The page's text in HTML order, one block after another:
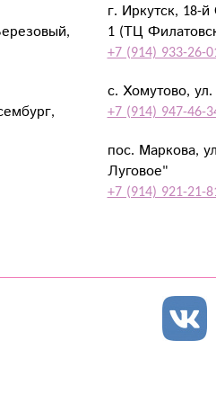
г. Иркутск, 18-
1 (ТЦ
+7 (914) 933-26-
с. Хомутово, ул.
+7 (914) 947-46-
пос. Маркова,
Луговое"
+7 (914) 921-21-